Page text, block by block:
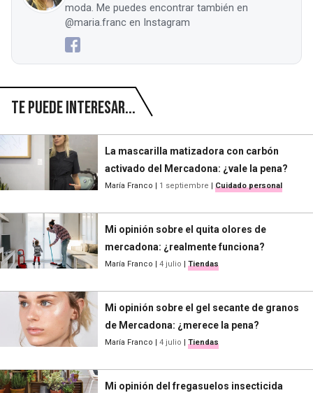
moda. Me puedes encontrar también en
@maria.franc en Instagram
Te puede interesar...
La mascarilla matizadora con carbón
activado del Mercadona: ¿vale la pena?
María Franco 1 septiembre Cuidado personal
Mi opinión sobre el quita olores de
mercadona: ¿realmente funciona?
María Franco 4 julio Tiendas
Mi opinión sobre el gel secante de granos
de Mercadona: ¿merece la pena?
María Franco 4 julio Tiendas
Mi opinión del fregasuelos insecticida